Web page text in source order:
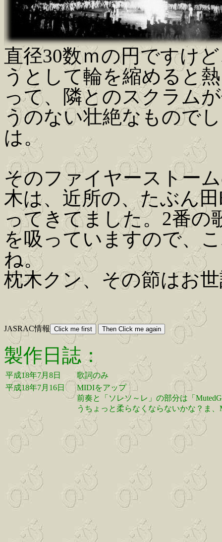
直径30数ｍの円ですけ
うとして輪を縮めると
って、隣とのスクラム
うのない壮絶なもので
は。
そのファイヤーストー
木は、近所の、たぶん
ってきてました。2番の
を吸っていますので、
ね。
枕木クン、その節はお
JASRAC情報
製作日誌：
平成18年7月8日
歌詞のみ
平成18年7月16日
MIDIをアップ
前奏と「ソレソ～レ」の部分は「
うちょっと柔らなくならないかな？ま